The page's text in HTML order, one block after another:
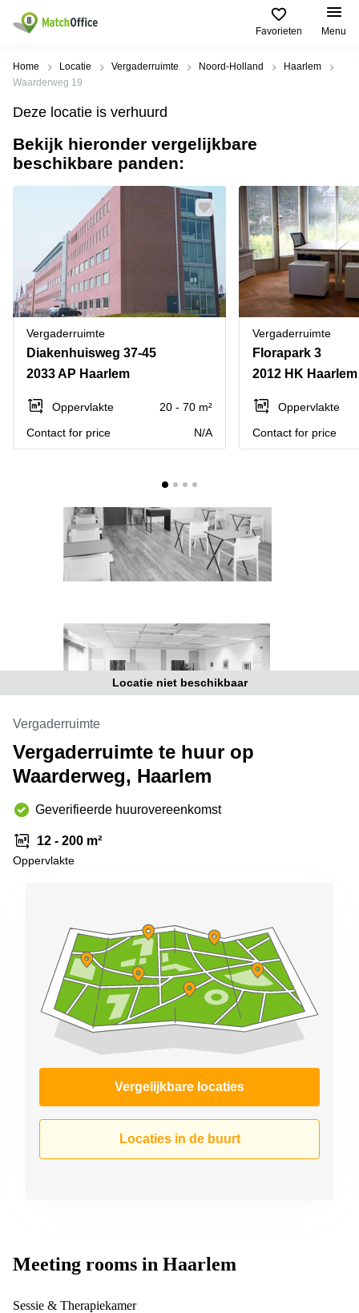
Favorieten Menu
Huren / Verhuren
Productpagina's
Kantoorruimten
Business
Coworking
Spaces
Vergaderruimten
Virtueel
Kantoor
Bedrijfsruimte
Populaire
Steden
Alkmaar
Amsterdam
Westpoort
Bergen
op
Zoom
Amersfoort
Breda
Hengelo
Hilversum
Hoofddorp
Populaire
zoekopdrachten
Kantoorruimte
in Breda
Zoom
Kantoor
huren
Tiel
Kantoor
huren
Reeuwijk
Business
Arnhem
Westpoort
Business
Hilversum
Coworking
space
Coworking
Arnhem
Kantoorruimte
in Arnhem
space
Coworking
space
Kantoor
Huren
Hengelo
Bedrijfsruimte
Huren in
Help
Over ons
Voeg je kantoorruimte toe
Log in
Home Locatie Vergaderruimte Noord-Holland
Haarlem
Waarderweg 19
Deze locatie is verhuurd
Bekijk hieronder vergelijkbare
beschikbare panden:
Vergaderruimte
Diakenhuisweg 37-45
2033 AP Haarlem
Oppervlakte
20 - 70 m²
Contact for price
N/A
Vergaderruimte
Florapark 3
2012 HK Haarlem
Oppervlakte
Contact for price
Locatie niet beschikbaar
Vergaderruimte
Vergaderruimte te huur op
Waarderweg, Haarlem
Geverifieerde huurovereenkomst
12 - 200 m²
Oppervlakte
Vergelijkbare locaties
Locaties in de buurt
Meeting rooms in Haarlem
Sessie & Therapiekamer